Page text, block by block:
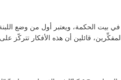
في بيت الحكمة، ويعتبر أول من وضع
قائلين أن هذه الأفكار تتركّز